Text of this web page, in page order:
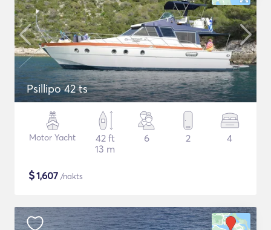
Psillipo 42 ts
Motor Yacht
42 ft
13 m
6 2 4
$1,607 /nakts